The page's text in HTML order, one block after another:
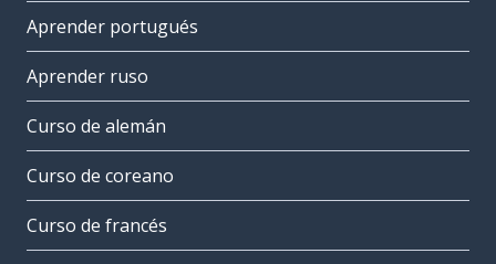
Aprender portugués
Aprender ruso
Curso de alemán
Curso de coreano
Curso de francés